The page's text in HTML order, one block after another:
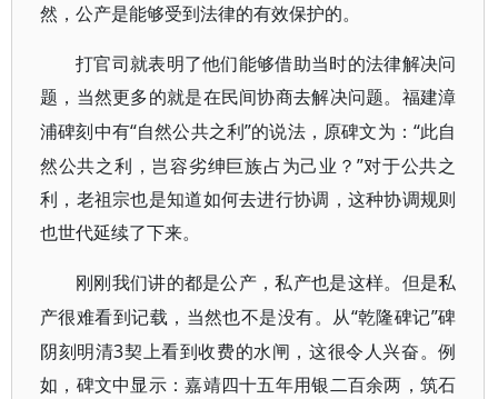
然，公产是能够受到法律的有效保护的。
打官司就表明了他们能够借助当时的法律解决问
题，当然更多的就是在民间协商去解决问题。福建漳
浦碑刻中有“自然公共之利”的说法，原碑文为：“此自
然公共之利，岂容劣绅巨族占为己业？”对于公共之
利，老祖宗也是知道如何去进行协调，这种协调规则
也世代延续了下来。
刚刚我们讲的都是公产，私产也是这样。但是私
产很难看到记载，当然也不是没有。从“乾隆碑记”碑
阴刻明清3契上看到收费的水闸，这很令人兴奋。例
如，碑文中显示：嘉靖四十五年用银二百余两，筑石